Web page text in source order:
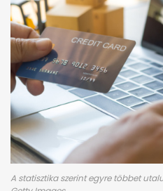
A statisztika szerint egyre többet